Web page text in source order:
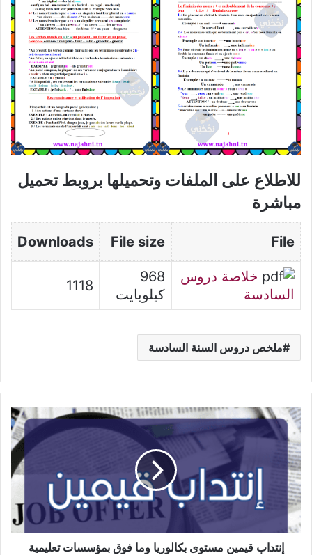
للاطلاع على الملفات وتحميلها بروبط تحميل
مباشرة
File
File size
Downloads
خلاصة دروس
السادسة
968
كيلوبايت
1118
ملخص دروس السنة السادسة
إنتداب
قيمين
مستوى
بكالوريا
وما
فوق
بمؤسسات
تعليمية
خاصة
إنتداب قيمين مستوى بكالوريا وما فوق بمؤسسات تعليمية